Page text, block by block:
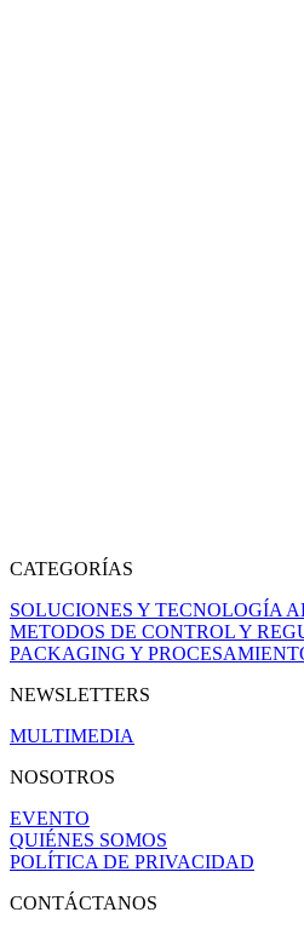
CATEGORÍAS
SOLUCIONES Y TECNOLOGÍA
METODOS DE CONTROL Y
PACKAGING Y
NEWSLETTERS
MULTIMEDIA
NOSOTROS
EVENTO
QUIÉNES SOMOS
POLÍTICA DE PRIVACIDAD
CONTÁCTANOS